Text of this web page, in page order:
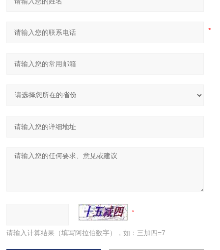
请输入计算结果（填写阿拉伯数字），如：三加四=7